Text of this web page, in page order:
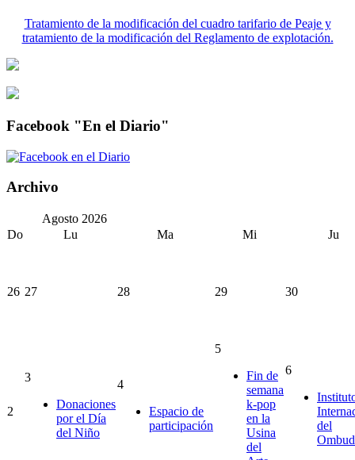
Tratamiento de la modificación del cuadro tarifario de Peaje y
tratamiento de la modificación del Reglamento de explotación.
Facebook "En el Diario"
Archivo
Agosto 2026
Do
Lu Ma Mi Ju
26 27 28 29 30
2
3
Donaciones
por el Día
del Niño
4
Espacio de
participación
5
Fin de
semana
k-pop
en la
Usina
del
6
del